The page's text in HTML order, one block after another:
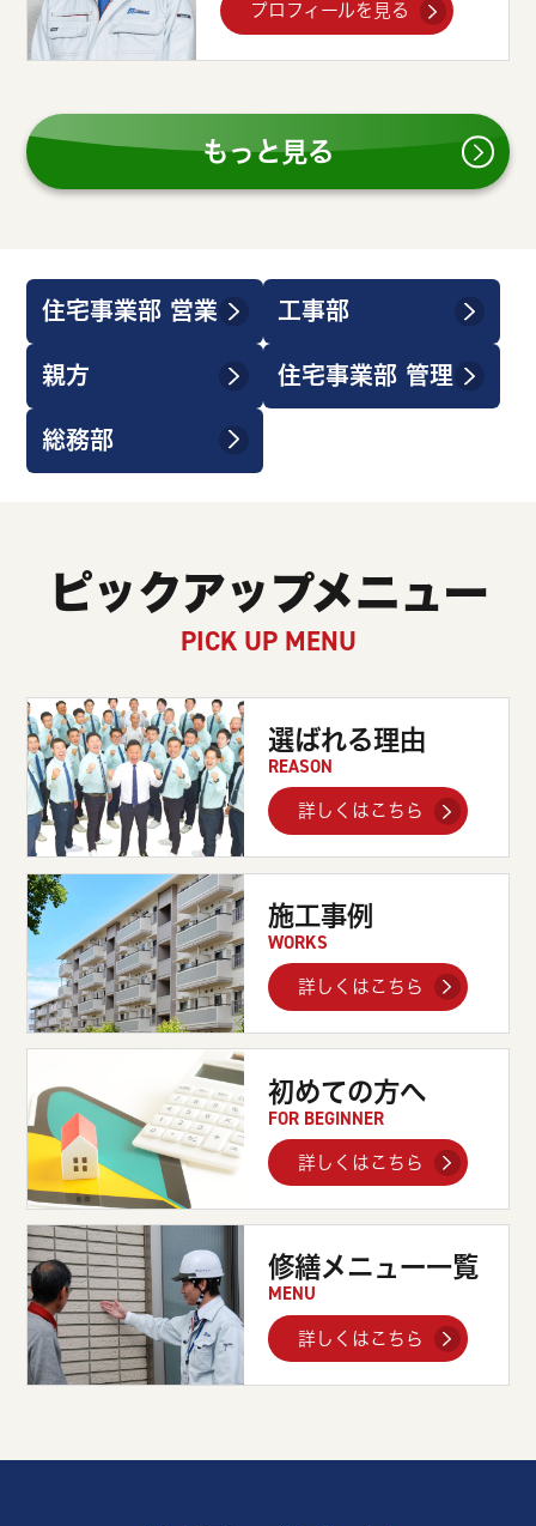
プロフィールを見る
もっと見る
住宅事業部 営業 工事部
親方 住宅事業部 管理
総務部
ピックアップメニュー
PICK UP MENU
選ばれる理由
REASON
詳しくはこちら
施工事例
WORKS
詳しくはこちら
初めての方へ
FOR BEGINNER
詳しくはこちら
修繕メニュー一覧
MENU
詳しくはこちら